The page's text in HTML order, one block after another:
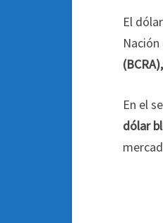
El
(BCRA),
En el
dólar